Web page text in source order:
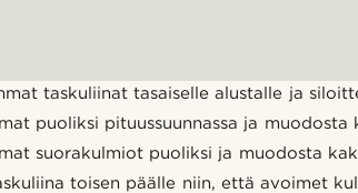
taskuliinat tasaiselle alustalle ja
puoliksi pituussuunnassa ja muodosta
suorakulmiot puoliksi ja muodosta
toisen päälle niin, että avoimet